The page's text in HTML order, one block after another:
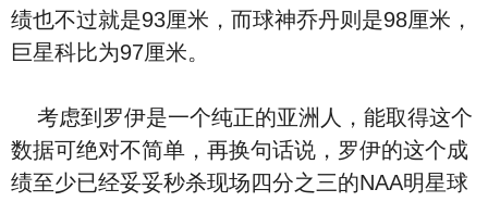
绩也不过就是93厘米，而球神乔丹则是98厘米，
巨星科比为97厘米。
考虑到罗伊是一个纯正的亚洲人，能取得这个
数据可绝对不简单，再换句话说，罗伊的这个成
绩至少已经妥妥秒杀现场四分之三的NAA明星球